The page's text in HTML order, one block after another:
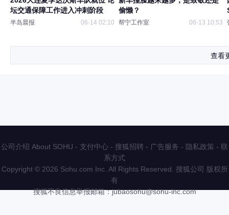
坛交通保障工作进入冲刺阶段
半岛晨报 06-14 02:10
偷懒？
帮宁工作室 06-13 10:53
查看
公司介绍 About SOHU - 支付中心 - 搜狐招聘 - 广告服务 - 隐私政策 - 联
系方式
Copyright © 2026 Sohu.com Inc. All Rights Reserved. 搜狐公司 版权所
有
搜狐不良信息举报邮箱：jubaosohu@sohu-inc.com